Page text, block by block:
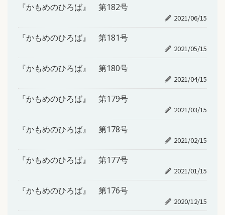
『かもめのひろば』 第182号
2021/06/15
『かもめのひろば』 第181号
2021/05/15
『かもめのひろば』 第180号
2021/04/15
『かもめのひろば』 第179号
2021/03/15
『かもめのひろば』 第178号
2021/02/15
『かもめのひろば』 第177号
2021/01/15
『かもめのひろば』 第176号
2020/12/15